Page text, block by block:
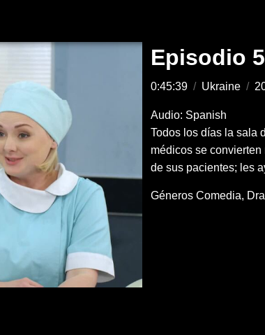
Episodio
0:45:39 / Ukraine /
Audio: Spanish
Todos los días la sala
médicos se
de sus pacientes; les
Géneros Comedia